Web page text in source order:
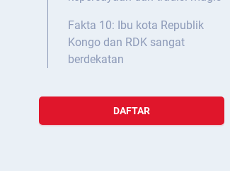
Fakta 10: Ibu kota Republik
Kongo dan RDK sangat
berdekatan
DAFTAR